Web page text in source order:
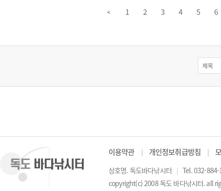
< 1 2 3 4 5 6
이용약관 │ 개인정보취급방침 │
상호명. 독도바다낚시터 │ Tel. 032-
copyright(c) 2008 독도 바다낚시터. all